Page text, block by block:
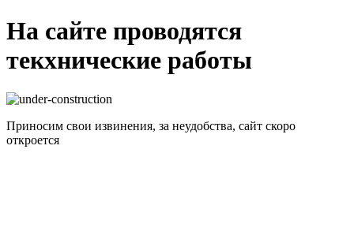
На сайте проводятся
текхнические работы
Приносим свои извинения, за неудобства, сайт скоро
откроется